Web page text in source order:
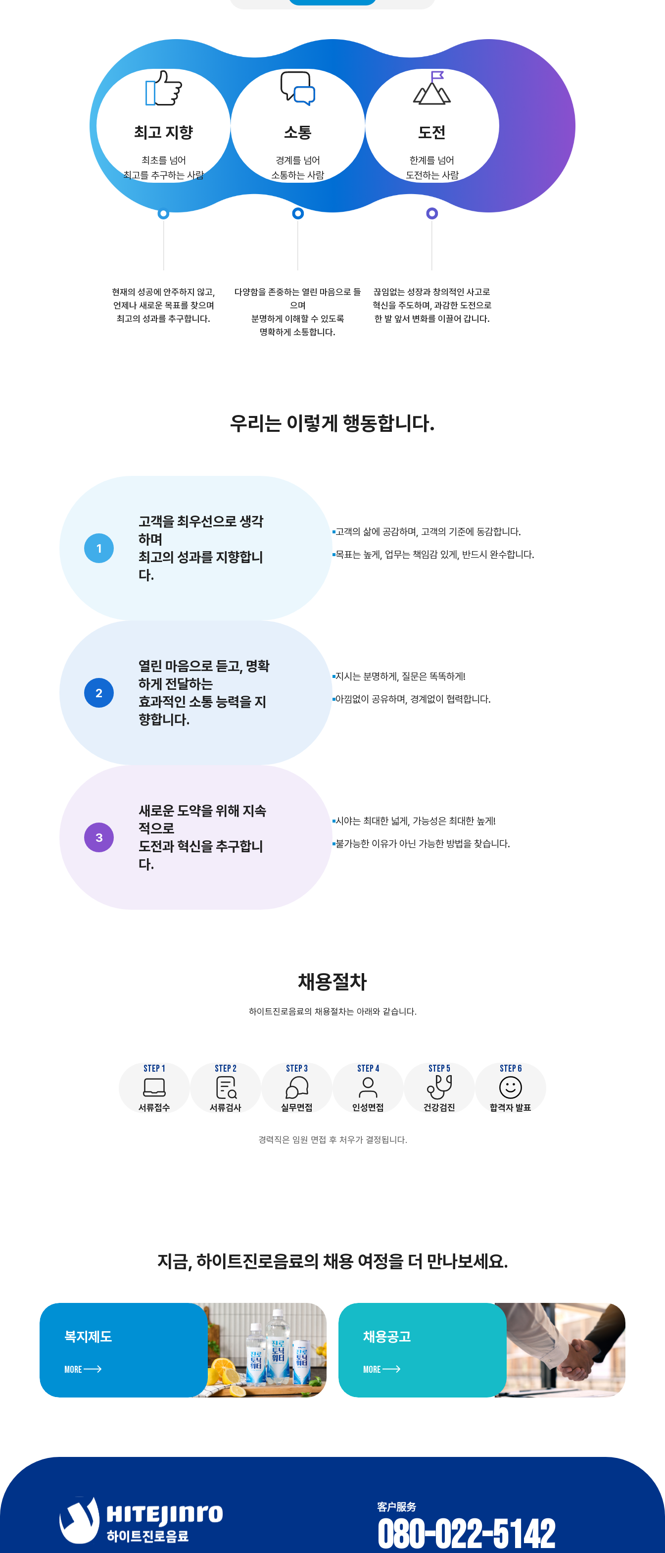
최고 지향
최초를 넘어
최고를 추구하는 사람
현재의 성공에 안주하지 않고,
언제나 새로운 목표를 찾으며
최고의 성과를 추구합니다.
소통
경계를 넘어
소통하는 사람
다양함을 존중하는 열린 마음으로 들
으며
분명하게 이해할 수 있도록
명확하게 소통합니다.
도전
한계를 넘어
도전하는 사람
끊임없는 성장과 창의적인 사고로
혁신을 주도하며, 과감한 도전으로
한 발 앞서 변화를 이끌어 갑니다.
우리는 이렇게 행동합니다.
1
고객을 최우선으로 생각
하며
최고의 성과를 지향합니
다.
고객의 삶에 공감하며, 고객의 기준에 동감합니다.
목표는 높게, 업무는 책임감 있게, 반드시 완수합니다.
2
열린 마음으로 듣고, 명확
하게 전달하는
효과적인 소통 능력을 지
향합니다.
지시는 분명하게, 질문은 똑똑하게!
아낌없이 공유하며, 경계없이 협력합니다.
3
새로운 도약을 위해 지속
적으로
도전과 혁신을 추구합니
다.
시야는 최대한 넓게, 가능성은 최대한 높게!
불가능한 이유가 아닌 가능한 방법을 찾습니다.
채용절차
하이트진로음료의 채용절차는 아래와 같습니다.
STEP 1
서류접수
STEP 2
서류검사
STEP 3
실무면접
STEP 4
인성면접
STEP 5
건강검진
STEP 6
합격자 발표
경력직은 임원 면접 후 처우가 결정됩니다.
지금, 하이트진로음료의 채용 여정을 더 만나보세요.
복지제도
More
채용공고
More
客户服务
080-022-5142